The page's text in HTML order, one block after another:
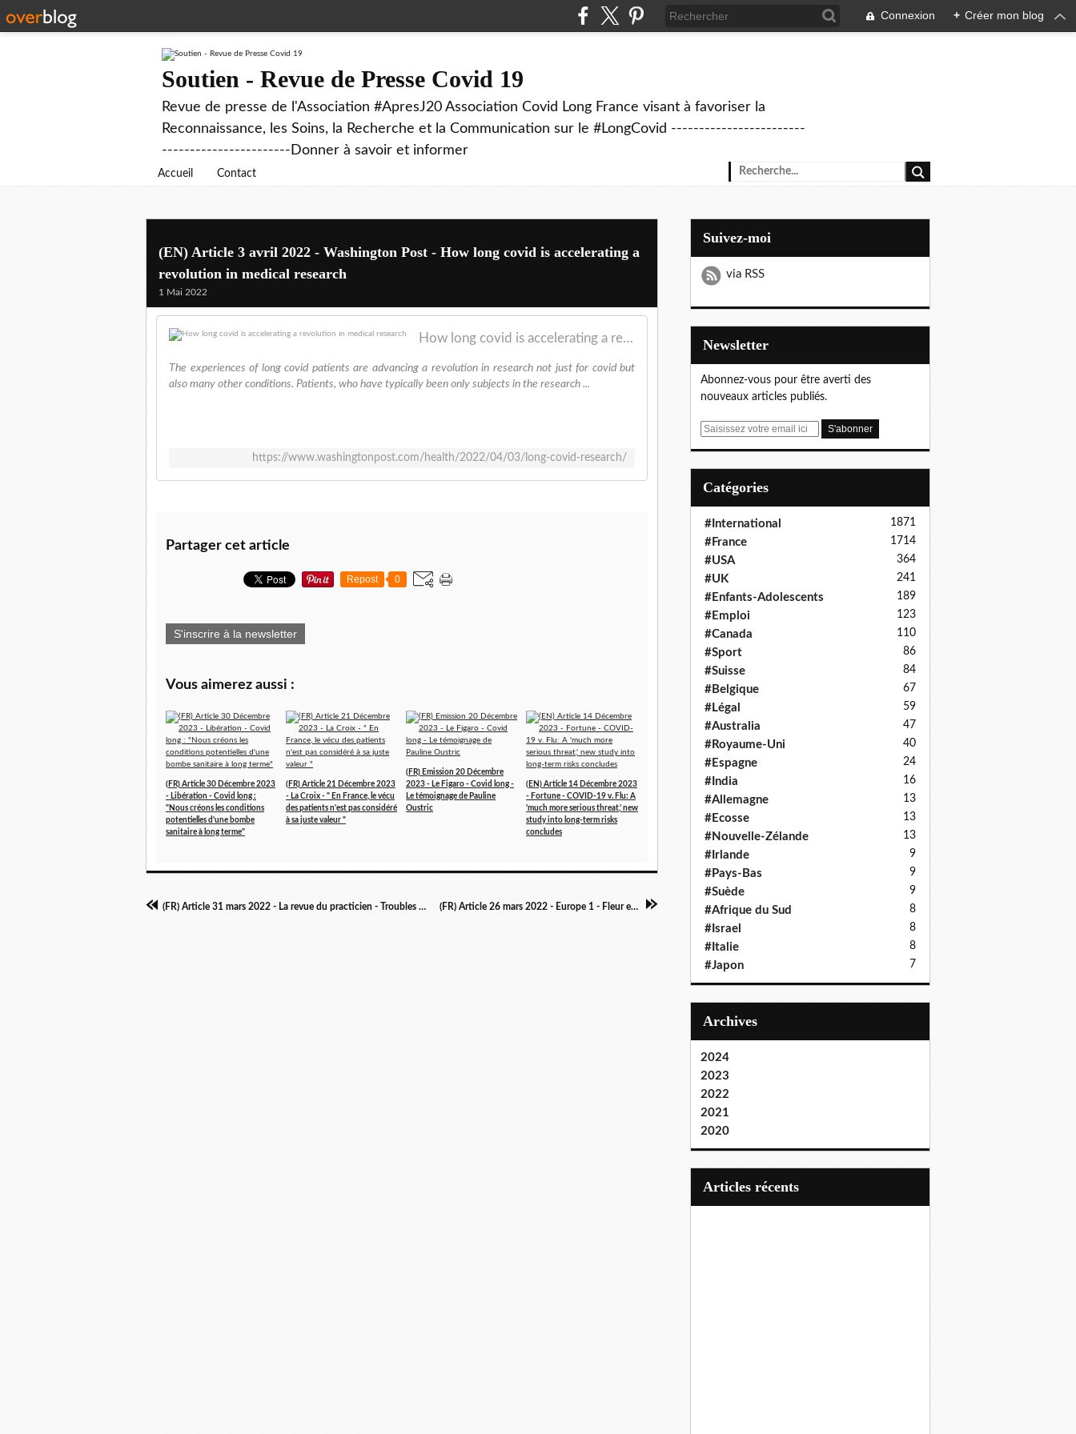
Connexion + Créer mon blog
Soutien - Revue de Presse Covid 19
Revue de presse de l'Association #ApresJ20 Association Covid Long France visant à favoriser la
Reconnaissance, les Soins, la Recherche et la Communication sur le #LongCovid ------------------------
-----------------------Donner à savoir et informer
Accueil Contact
(EN) Article 3 avril 2022 - Washington Post - How long covid is accelerating a
revolution in medical research
1 Mai 2022
How long covid is accelerating a revolution in medical research
The experiences of long covid patients are advancing a revolution in research not just for covid but
also many other conditions. Patients, who have typically been only subjects in the research ...
https://www.washingtonpost.com/health/2022/04/03/long-covid-research/
Partager cet article
Repost 0
S'inscrire à la newsletter
Vous aimerez aussi :
(FR) Article 30 Décembre 2023
- Libération - Covid long :
"Nous créons les conditions
potentielles d'une bombe
sanitaire à long terme"
(FR) Article 21 Décembre 2023
- La Croix - " En France, le vécu
des patients n'est pas considéré
à sa juste valeur "
(FR) Emission 20 Décembre
2023 - Le Figaro - Covid long -
Le témoignage de Pauline
Oustric
(EN) Article 14 Décembre 2023
- Fortune - COVID-19 v. Flu: A
'much more serious threat,' new
study into long-term risks
concludes
(FR) Article 31 mars 2022 - La revue du practicien - Troubles de l'érection : un nouveau symptôme du Covid long ? (FR) Article 26 mars 2022 - Europe 1 - Fleur est atteinte du Covid Long depuis fin 2019
Suivez-moi
via RSS
Newsletter
Abonnez-vous pour être averti des
nouveaux articles publiés.
E
Catégories
#International 1871
#France 1714
#USA 364
#UK 241
#Enfants-Adolescents 189
#Emploi 123
#Canada 110
#Sport 86
#Suisse 84
#Belgique 67
#Légal 59
#Australia 47
#Royaume-Uni 40
#Espagne 24
#India 16
#Allemagne 13
#Ecosse 13
#Nouvelle-Zélande 13
#Irlande 9
#Pays-Bas 9
#Suède 9
#Afrique du Sud 8
#Israel 8
#Italie 8
#Japon 7
Archives
2024
2023
2022
2021
2020
articles récents